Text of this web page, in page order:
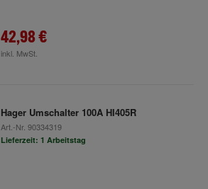
42,98 €
inkl. MwSt.
Hager Umschalter 100A HI405R
Art.-Nr. 90334319
Lieferzeit: 1 Arbeitstag